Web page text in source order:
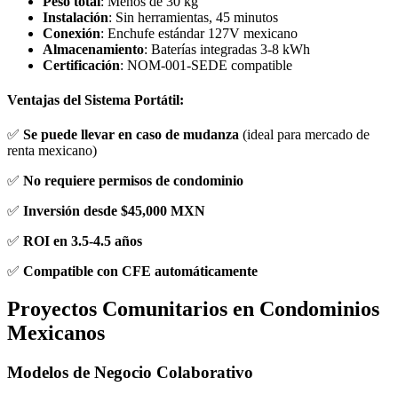
Instalación: Sin herramientas, 45 minutos
Conexión: Enchufe estándar 127V mexicano
Almacenamiento: Baterías integradas 3-8 kWh
Certificación: NOM-001-SEDE compatible
Ventajas del Sistema Portátil:
✅ Se puede llevar en caso de mudanza (ideal para mercado de
renta mexicano)
✅ No requiere permisos de condominio
✅ Inversión desde $45,000 MXN
✅ ROI en 3.5-4.5 años
✅ Compatible con CFE automáticamente
Proyectos Comunitarios en Condominios
Mexicanos
Modelos de Negocio Colaborativo